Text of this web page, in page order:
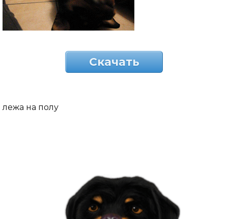
Скачать
лежа на полу